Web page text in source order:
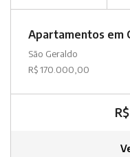
Apartamentos em
São Geraldo
R$ 170.000,00